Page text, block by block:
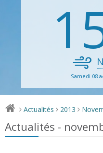
Samedi 08
> Actualités > 2013 >
Actualités -